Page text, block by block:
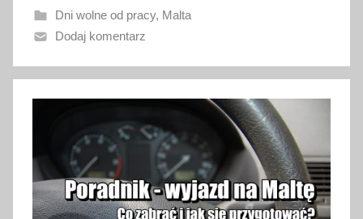
a
n
3
0
r
w
Dni wolne od pracy, Malta
Dodaj komentarz